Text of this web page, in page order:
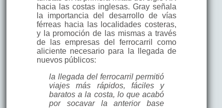
hacia las costas inglesas. Gray señala
la importancia del desarrollo de vías
férreas hacia las localidades costeras,
y la promoción de las mismas a través
de las empresas del ferrocarril como
aliciente necesario para la llegada de
nuevos públicos:
la llegada del ferrocarril permitió
viajes más rápidos, fáciles y
baratos a la costa, lo que acabó
por socavar la anterior base